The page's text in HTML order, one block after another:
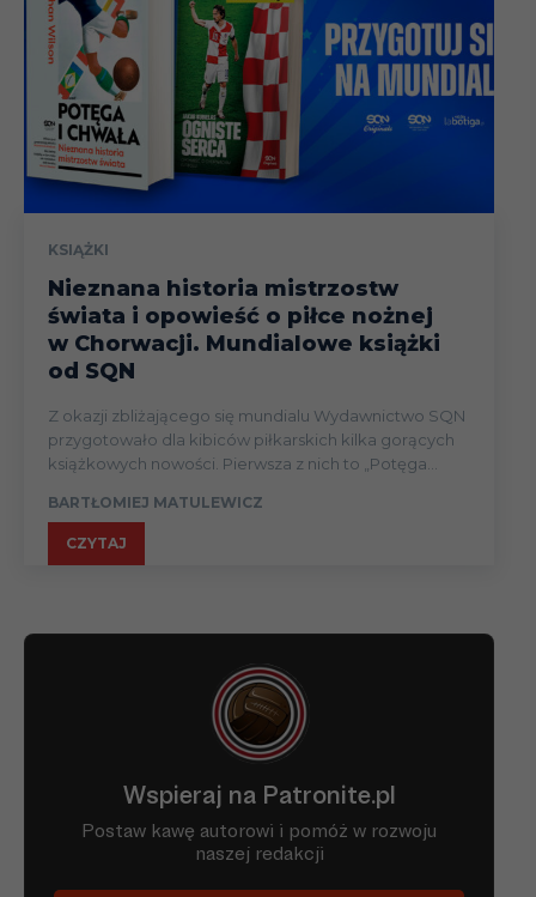
KSIĄŻKI
Nieznana historia mistrzostw
świata i opowieść o piłce nożnej
w Chorwacji. Mundialowe książki
od SQN
Z okazji zbliżającego się mundialu Wydawnictwo SQN
przygotowało dla kibiców piłkarskich kilka gorących
książkowych nowości. Pierwsza z nich to „Potęga...
BARTŁOMIEJ MATULEWICZ
CZYTAJ